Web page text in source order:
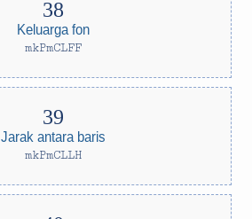
Keluarga fon
mkPmCLFF
Jarak antara baris
mkPmCLLH